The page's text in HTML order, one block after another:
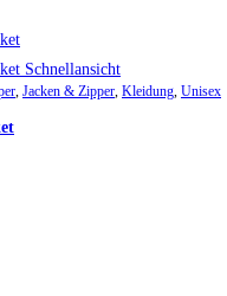
Schnellansicht
, Jacken & Zipper, Kleidung, Unisex